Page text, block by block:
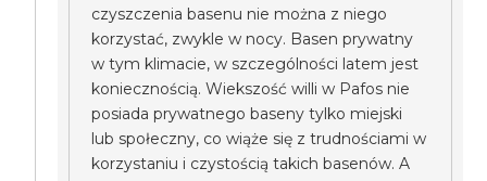
czyszczenia basenu nie można z niego
korzystać, zwykle w nocy. Basen prywatny
w tym klimacie, w szczególności latem jest
koniecznością. Wiekszość willi w Pafos nie
posiada prywatnego baseny tylko miejski
lub społeczny, co wiąże się z trudnościami w
korzystaniu i czystością takich basenów. A